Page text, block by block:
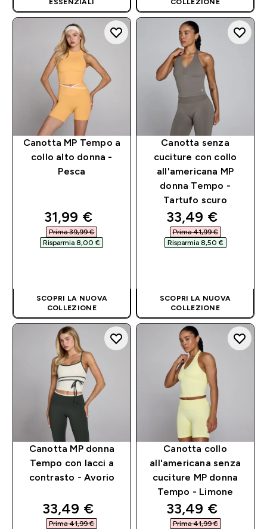
ESSENZIALI
COLLEZIONE
Canotta MP Tempo a
collo alto donna -
Pesca
discounted price
31,99 €‎
Prima 39,99 €‎
Risparmia 8,00 €‎
SCOPRI LA NUOVA
COLLEZIONE
Canotta senza
cuciture con collo
all'americana MP
donna Tempo -
Tartufo scuro
discounted
33,49 €‎
Prima 41,99 €‎
Risparmia 8,50 €‎
SCOPRI LA NUOVA
COLLEZIONE
Canotta MP donna
Tempo con lacci a
contrasto - Avorio
discounted price
33,49 €‎
Prima 41,99 €‎
Canotta collo
all'americana senza
cuciture MP donna
Tempo - Limone
discounted
33,49 €‎
Prima 41,99 €‎